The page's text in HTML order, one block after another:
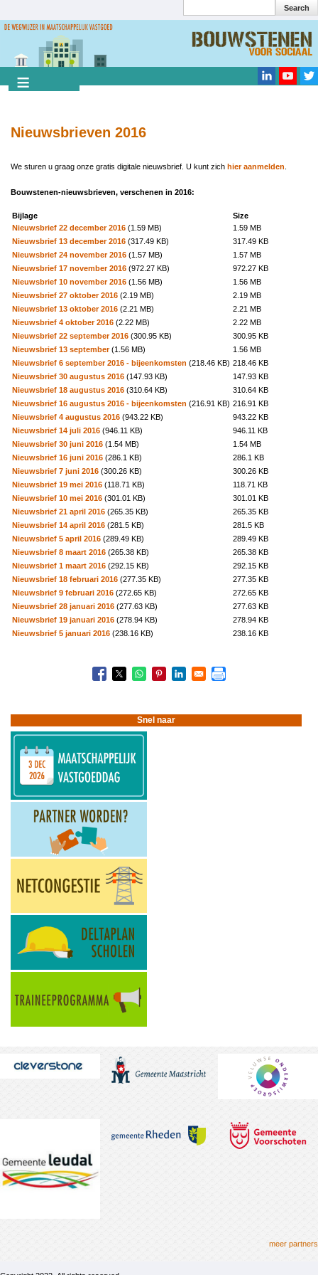
naar
gaan
Search
Nieuwsbrieven 2016
We sturen u graag onze gratis digitale nieuwsbrief. U kunt zich hier aanmelden
Bouwstenen-nieuwsbrieven, verschenen in 2016:
Bijlage
Size
Nieuwsbrief 22 december 2016 (1.59 MB)
1.59 MB
Nieuwsbrief 13 december 2016 (317.49 KB)
317.49 KB
Nieuwsbrief 24 november 2016 (1.57 MB)
1.57 MB
Nieuwsbrief 17 november 2016 (972.27 KB)
972.27 KB
Nieuwsbrief 10 november 2016 (1.56 MB)
1.56 MB
Nieuwsbrief 27 oktober 2016 (2.19 MB)
2.19 MB
Nieuwsbrief 13 oktober 2016 (2.21 MB)
2.21 MB
Nieuwsbrief 4 oktober 2016 (2.22 MB)
2.22 MB
Nieuwsbrief 22 september 2016 (300.95 KB)
300.95 KB
Nieuwsbrief 13 september (1.56 MB)
1.56 MB
Nieuwsbrief 6 september 2016 - bijeenkomsten (218.46 KB) 218.46 KB
Nieuwsbrief 30 augustus 2016 (147.93 KB)
147.93 KB
Nieuwsbrief 18 augustus 2016 (310.64 KB)
310.64 KB
Nieuwsbrief 16 augustus 2016 - bijeenkomsten (216.91 KB) 216.91 KB
Nieuwsbrief 4 augustus 2016 (943.22 KB)
943.22 KB
Nieuwsbrief 14 juli 2016 (946.11 KB)
946.11 KB
Nieuwsbrief 30 juni 2016 (1.54 MB)
1.54 MB
Nieuwsbrief 16 juni 2016 (286.1 KB)
286.1 KB
Nieuwsbrief 7 juni 2016 (300.26 KB)
300.26 KB
Nieuwsbrief 19 mei 2016 (118.71 KB)
118.71 KB
Nieuwsbrief 10 mei 2016 (301.01 KB)
301.01 KB
Nieuwsbrief 21 april 2016 (265.35 KB)
265.35 KB
Nieuwsbrief 14 april 2016 (281.5 KB)
281.5 KB
Nieuwsbrief 5 april 2016 (289.49 KB)
289.49 KB
Nieuwsbrief 8 maart 2016 (265.38 KB)
265.38 KB
Nieuwsbrief 1 maart 2016 (292.15 KB)
292.15 KB
Nieuwsbrief 18 februari 2016 (277.35 KB)
277.35 KB
Nieuwsbrief 9 februari 2016 (272.65 KB)
272.65 KB
Nieuwsbrief 28 januari 2016 (277.63 KB)
277.63 KB
Nieuwsbrief 19 januari 2016 (278.94 KB)
278.94 KB
Nieuwsbrief 5 januari 2016 (238.16 KB) 238.16 KB
2016
Snel naar
meer partners